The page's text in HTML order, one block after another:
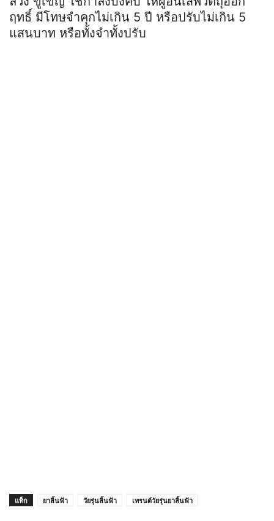
ฤทธิ์ มีโทษจำคุกไม่เกิน 5 ปี หรือปรับไม่เกิน 5
แสนบาท หรือทั้งจำทั้งปรับ
แท็ก ยาลิ้นฟ้า วัยรุ่นลิ้นฟ้า เทรนด์วัยรุ่นยาลิ้นฟ้า